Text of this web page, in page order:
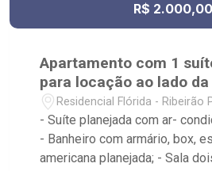
R$
Apartamento com 1
para locação ao lado da
Residencial Flórida - Ribeirão
- Suíte planejada com ar-
- Banheiro com armário, box,
americana planejada; - Sala